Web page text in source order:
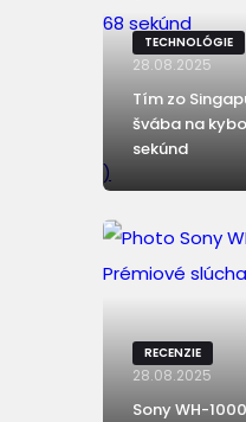
)
TECHNOLÓGIE
28.08.2025
Tím zo
švába na
sekúnd
RECENZIE
28.08.2025
Sony WH-